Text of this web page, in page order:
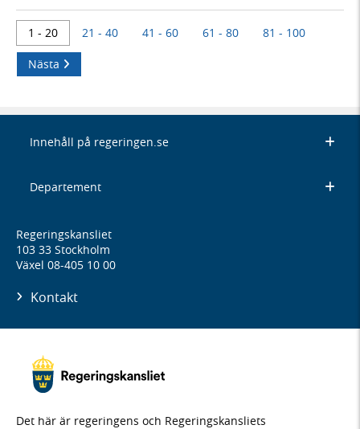
1 - 20 21 - 40 41 - 60 61 - 80 81 - 100
Nästa
Innehåll på regeringen.se
Departement
Regeringskansliet
103 33 Stockholm
Växel 08-405 10 00
Kontakt
Det här är regeringens och Regeringskansliets